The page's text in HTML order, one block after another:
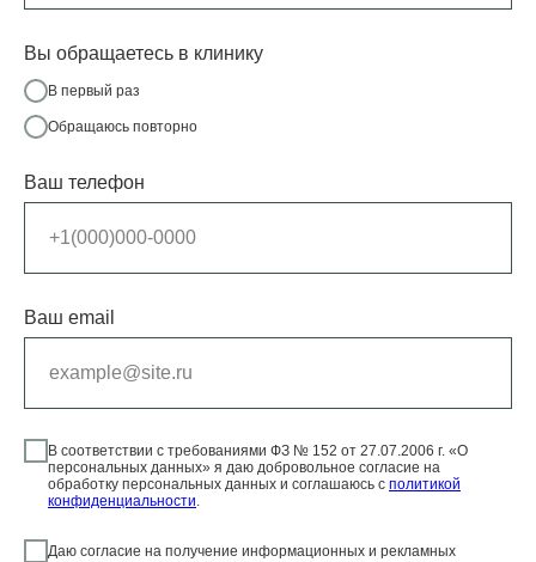
Вы обращаетесь в клинику
В первый раз
Обращаюсь повторно
Ваш телефон
Ваш email
В соответствии с требованиями ФЗ № 152 от 27.07.2006 г. «О
персональных данных» я даю добровольное согласие на
обработку персональных данных и соглашаюсь c политикой
конфиденциальности
Даю согласие на получение информационных и рекламных